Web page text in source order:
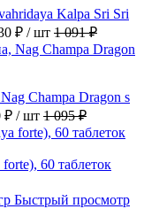
Kalpa Sri Sri
₽ / шт 1 091 ₽
Champa Dragon s
₽ / шт 1 095 ₽
60 таблеток
Быстрый просмотр